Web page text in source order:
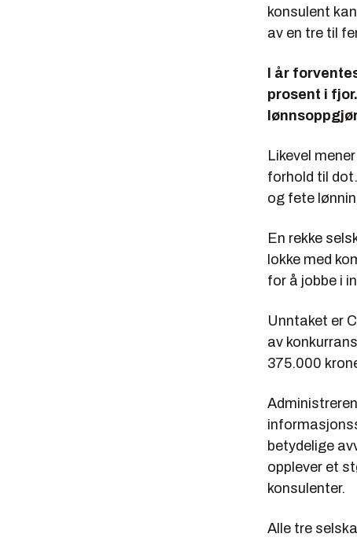
konsulent
av en tre til
I år
prosent i
Likevel
forhold til
og fete
En rekke
lokke med
for å jobbe i
Unntaket er
av
375.000
betydelige
opplever et
konsulenter.
Alle tre